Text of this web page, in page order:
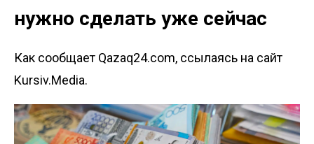
нужно сделать уже сейчас
Как сообщает Qazaq24.com, ссылаясь на сайт
Kursiv.Media.